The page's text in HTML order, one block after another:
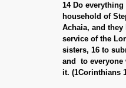
14 Do
household of
Achaia, and
service of the
sisters, 16 to
and to everyone
it. (1Corinthians